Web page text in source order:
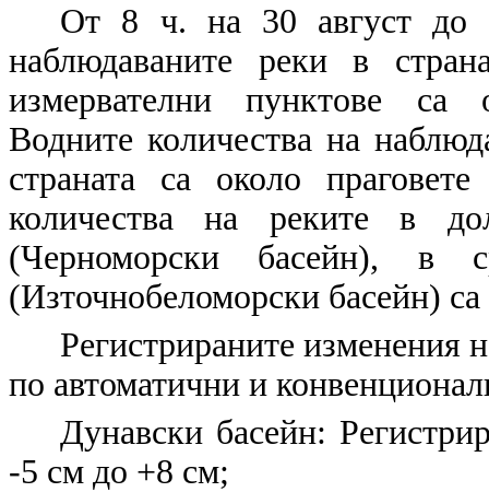
От 8 ч. на 30 август до
наблюдаваните реки в
измервателни пунктове са
Водните количества на
страната са около
количества на реките в
(Черноморски басейн), в
(Източнобеломорски басейн)
Регистрираните изменения
по автоматични и
Дунавски басейн:
-5 см до +8 см;